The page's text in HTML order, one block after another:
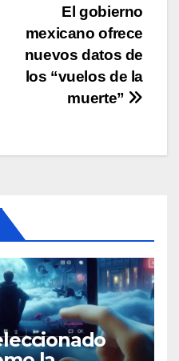
El gobierno
mexicano ofrece
nuevos datos de
los “vuelos de la
muerte”